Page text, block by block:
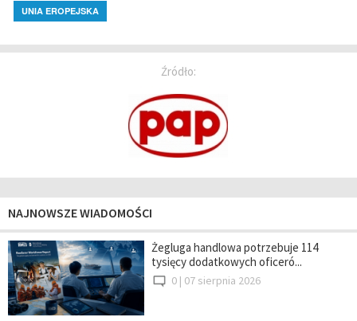
UNIA EROPEJSKA
Źródło:
NAJNOWSZE WIADOMOŚCI
Żegluga handlowa potrzebuje 114
tysięcy dodatkowych oficeró...
0 | 07 sierpnia 2026